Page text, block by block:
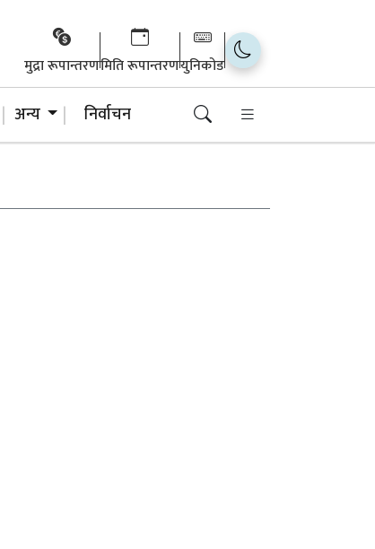
मुद्रा रूपान्तरणमिति रूपान्तरणयुनिकोड
अन्य निर्वाचन